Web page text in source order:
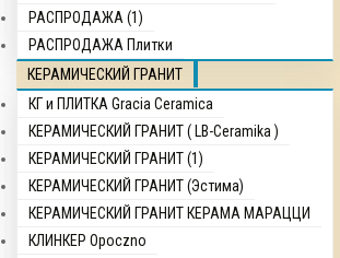
РАСПРОДАЖА (1)
РАСПРОДАЖА Плитки
КЕРАМИЧЕСКИЙ ГРАНИТ
КГ и ПЛИТКА Gracia Ceramica
КЕРАМИЧЕСКИЙ ГРАНИТ ( LB-Ceramika )
КЕРАМИЧЕСКИЙ ГРАНИТ (1)
КЕРАМИЧЕСКИЙ ГРАНИТ (Эстима)
КЕРАМИЧЕСКИЙ ГРАНИТ КЕРАМА МАРАЦЦИ
КЛИНКЕР Opocznо